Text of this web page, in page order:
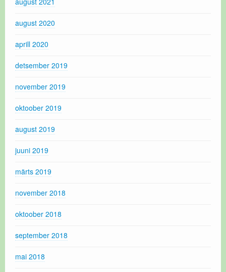
august 2020
aprill 2020
detsember 2019
november 2019
oktoober 2019
august 2019
juuni 2019
märts 2019
november 2018
oktoober 2018
september 2018
mai 2018